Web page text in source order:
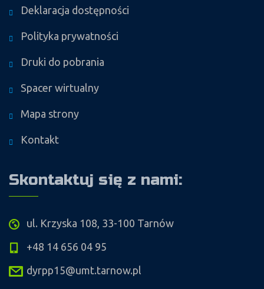
Deklaracja dostępności
Polityka prywatności
Druki do pobrania
Spacer wirtualny
Mapa strony
Kontakt
Skontaktuj się z nami:
ul. Krzyska 108, 33-100 Tarnów
+48 14 656 04 95
dyrpp15@umt.tarnow.pl